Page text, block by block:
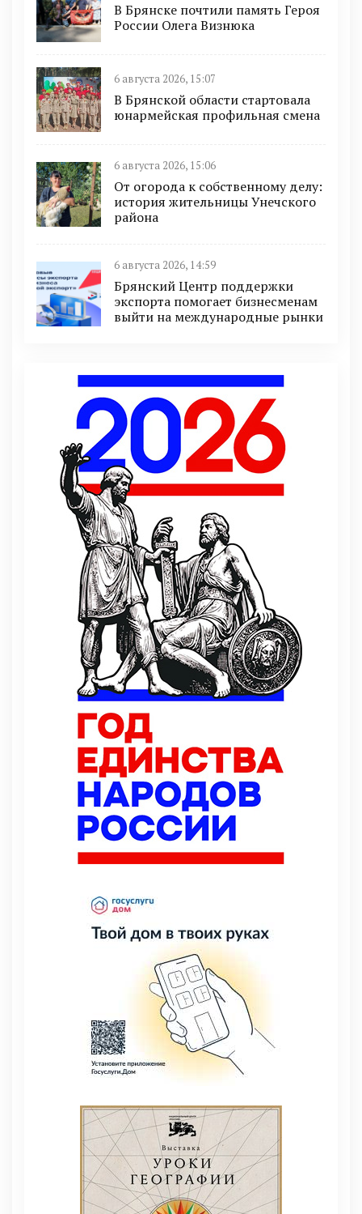
В Брянске почтили память Героя
России Олега Визнюка
6 августа 2026, 15:07
В Брянской области стартовала
юнармейская профильная смена
6 августа 2026, 15:06
От огорода к собственному делу:
история жительницы Унечского
района
6 августа 2026, 14:59
Брянский Центр поддержки
экспорта помогает бизнесменам
выйти на международные рынки